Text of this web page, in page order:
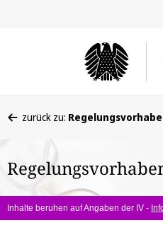
befinden
hier:
zurück zu:
Inhalte beruhen auf Angaben der IV -